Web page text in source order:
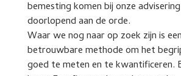
bemesting komen bij onze
doorlopend aan de orde.
Waar we nog naar op zoek zijn is
betrouwbare methode om het
goed te meten en te kwantificeren.